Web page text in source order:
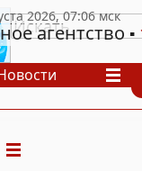
агентство